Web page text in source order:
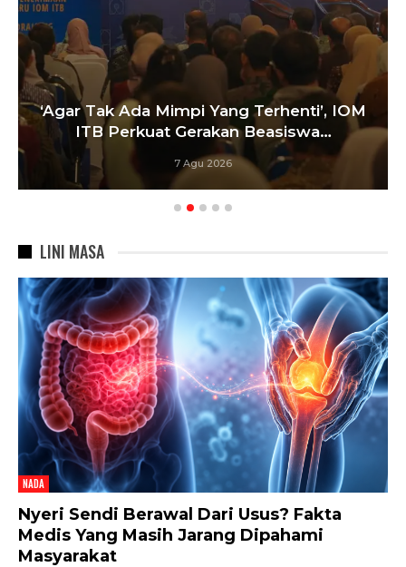
‘Agar Tak Ada Mimpi Yang Terhenti’, IOM
ITB Perkuat Gerakan Beasiswa…
7 Agu 2026
LINI MASA
NADA
Nyeri Sendi Berawal Dari Usus? Fakta
Medis Yang Masih Jarang Dipahami
Masyarakat